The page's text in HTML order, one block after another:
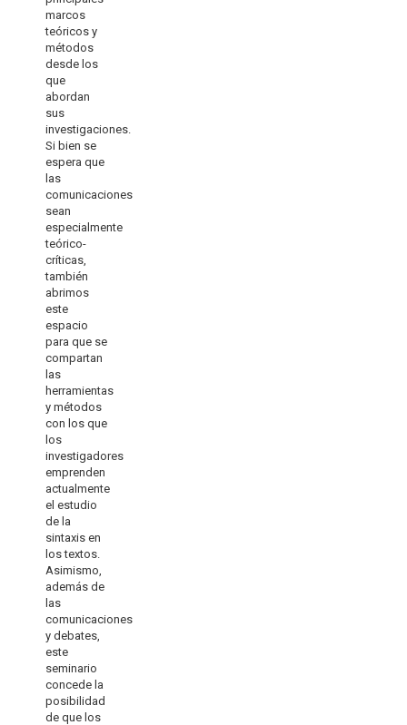
marcos
teóricos y
métodos
desde los
que
abordan
sus
investigaciones.
Si bien se
espera que
las
comunicaciones
sean
especialmente
teórico-
críticas,
también
abrimos
este
espacio
para que se
compartan
las
herramientas
y métodos
con los que
los
investigadores
emprenden
actualmente
el estudio
de la
sintaxis en
los textos.
Asimismo,
además de
las
comunicaciones
y debates,
este
seminario
concede la
posibilidad
de que los